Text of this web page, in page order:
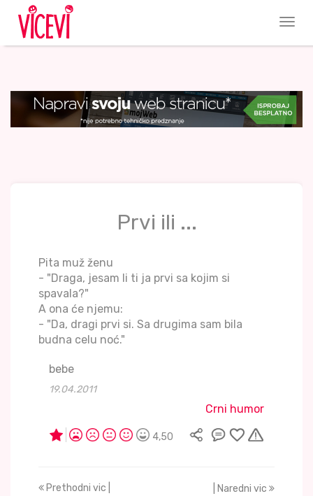
Prvi ili ...
Pita muž ženu
- "Draga, jesam li ti ja prvi sa kojim si
spavala?"
A ona će njemu:
- "Da, dragi prvi si. Sa drugima sam bila
budna celu noć."
bebe
19.04.2011
Crni humor
4,50
Prethodni vic | | Naredni vic